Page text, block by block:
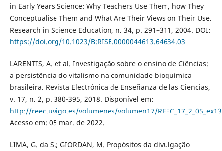
in Early Years Science: Why Teachers Use Them, how They
Conceptualise Them and What Are Their Views on Their Use.
Research in Science Education, n. 34, p. 291–311, 2004. DOI:
https://doi.org/10.1023/B:RISE.0000044613.64634.03
LARENTIS, A. et al. Investigação sobre o ensino de Ciências:
a persistência do vitalismo na comunidade bioquímica
brasileira. Revista Electrónica de Enseñanza de las Ciencias,
v. 17, n. 2, p. 380-395, 2018. Disponível em:
http://reec.uvigo.es/volumenes/volumen17/
Acesso em: 05 mar. de 2022.
LIMA, G. da S.; GIORDAN, M. Propósitos da divulgação